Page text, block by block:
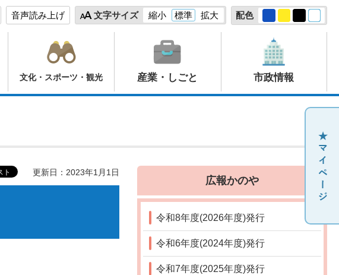
音声読み上げ 文字サイズ 縮小 標準 拡大 配色
文化・スポーツ・観光 産業・しごと 市政情報
更新日：2023年1月1日
広報かのや
令和8年度(2026年度)発行
令和6年度(2024年度)発行
令和7年度(2025年度)発行